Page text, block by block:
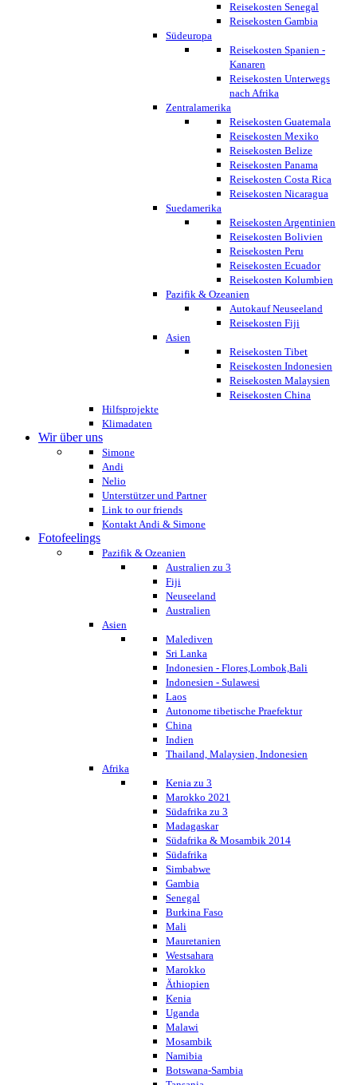
Reisekosten Senegal
Reisekosten Gambia
Südeuropa
Reisekosten Spanien -
Kanaren
Reisekosten Unterwegs
nach Afrika
Zentralamerika
Reisekosten Guatemala
Reisekosten Mexiko
Reisekosten Belize
Reisekosten Panama
Reisekosten Costa Rica
Reisekosten Nicaragua
Suedamerika
Reisekosten Argentinien
Reisekosten Bolivien
Reisekosten Peru
Reisekosten Ecuador
Reisekosten Kolumbien
Pazifik & Ozeanien
Autokauf Neuseeland
Reisekosten Fiji
Asien
Reisekosten Tibet
Reisekosten Indonesien
Reisekosten Malaysien
Reisekosten China
Hilfsprojekte
Klimadaten
Wir über uns
Simone
Andi
Nelio
Unterstützer und Partner
Link to our friends
Kontakt Andi & Simone
Fotofeelings
Pazifik & Ozeanien
Australien zu 3
Fiji
Neuseeland
Australien
Asien
Malediven
Sri Lanka
Indonesien - Flores,Lombok,Bali
Indonesien - Sulawesi
Laos
Autonome tibetische Praefektur
China
Indien
Thailand, Malaysien, Indonesien
Afrika
Kenia zu 3
Marokko 2021
Südafrika zu 3
Madagaskar
Südafrika & Mosambik 2014
Südafrika
Simbabwe
Gambia
Senegal
Burkina Faso
Mali
Mauretanien
Westsahara
Marokko
Äthiopien
Kenia
Uganda
Malawi
Mosambik
Namibia
Botswana-Sambia